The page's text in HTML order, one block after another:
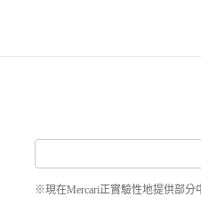
※現在Mercari正實驗性地提供部分